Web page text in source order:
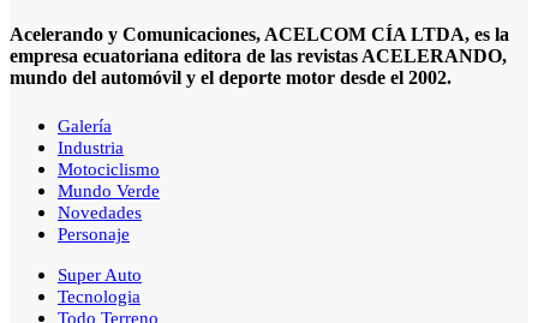
Acelerando y Comunicaciones, ACELCOM CÍA LTDA, es la
empresa ecuatoriana editora de las revistas ACELERANDO,
mundo del automóvil y el deporte motor desde el 2002.
Galería
Industria
Motociclismo
Mundo Verde
Novedades
Personaje
Super Auto
Tecnologia
Todo Terreno